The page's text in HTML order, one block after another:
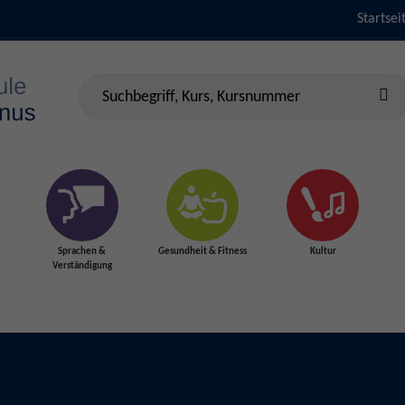
Sprachen &
Verständigung
Gesundheit & Fitness Kultur